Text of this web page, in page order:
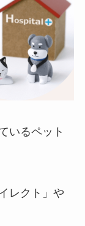
いるペット
レクト」や